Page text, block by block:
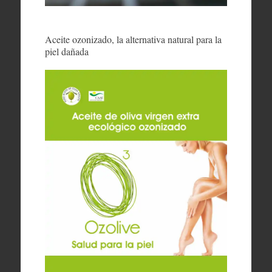
Aceite ozonizado, la alternativa natural para la
piel dañada